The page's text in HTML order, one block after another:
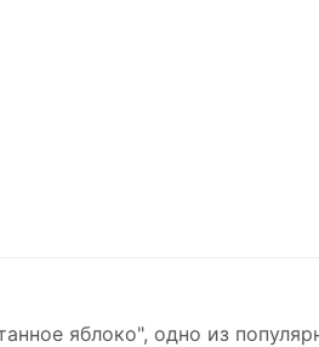
яблоко", одно из